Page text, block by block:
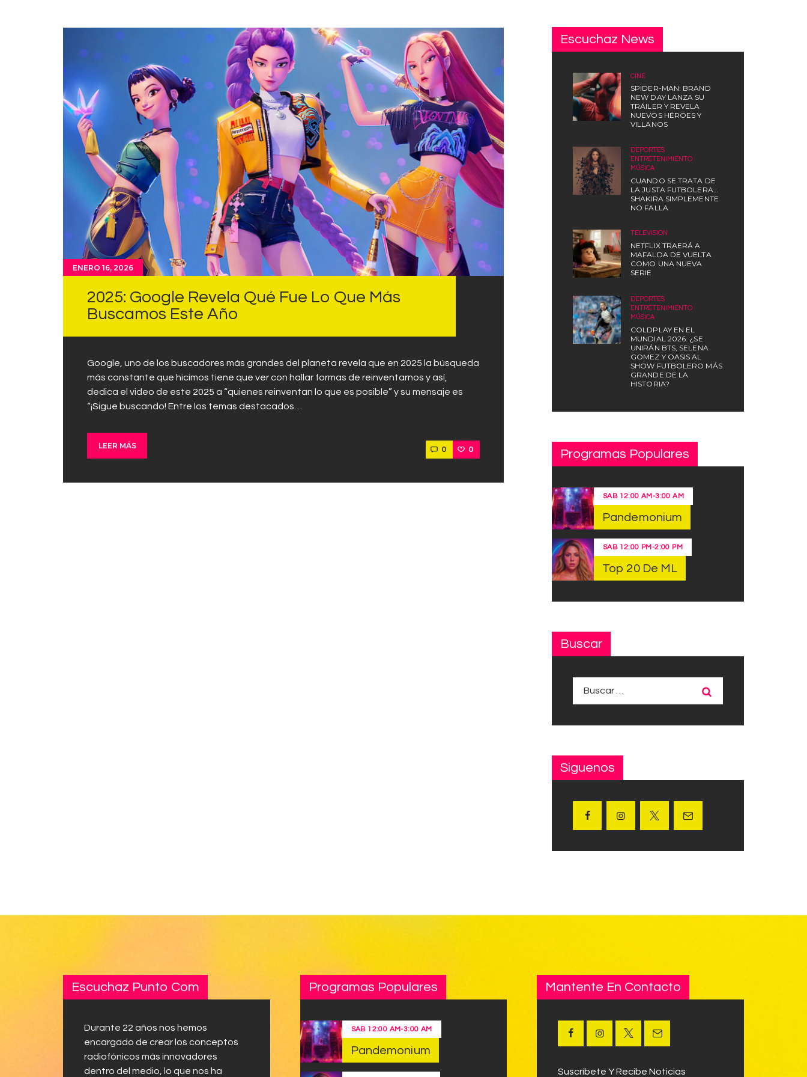
ENERO 16, 2026
2025: Google Revela Qué Fue Lo Que Más
Buscamos Este Año
Google, uno de los buscadores más grandes del planeta revela que en 2025 la búsqueda
más constante que hicimos tiene que ver con hallar formas de reinventarnos y así,
dedica el video de este 2025 a “quienes reinventan lo que es posible” y su mensaje es
“¡Sigue buscando! Entre los temas destacados…
LEER MÁS 0 0
Escuchaz News
CINE
SPIDER-MAN: BRAND
NEW DAY LANZA SU
TRÁILER Y REVELA
NUEVOS HÉROES Y
VILLANOS
DEPORTES
ENTRETENIMIENTO
MÚSICA
CUANDO SE TRATA DE
LA JUSTA FUTBOLERA…
SHAKIRA SIMPLEMENTE
NO FALLA
TELEVISIÓN
NETFLIX TRAERÁ A
MAFALDA DE VUELTA
COMO UNA NUEVA
SERIE
DEPORTES
ENTRETENIMIENTO
MÚSICA
COLDPLAY EN EL
MUNDIAL 2026: ¿SE
UNIRÁN BTS, SELENA
GOMEZ Y OASIS AL
SHOW FUTBOLERO MÁS
GRANDE DE LA
HISTORIA?
Programas Populares
SAB 12:00 AM-3:00 AM
Pandemonium
SAB 12:00 PM-2:00 PM
Top 20 De ML
Buscar
Siguenos
Escuchaz Punto Com
Durante 22 años nos hemos
encargado de crear los conceptos
radiofónicos más innovadores
dentro del medio, lo que nos ha
Programas Populares
SAB 12:00 AM-3:00 AM
Pandemonium
Mantente En Contacto
Suscríbete Y Recibe Noticias